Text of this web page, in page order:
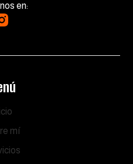
en:
mí